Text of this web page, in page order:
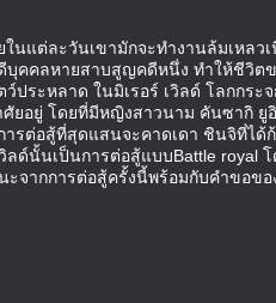
นแต่ละวันเขามักจะทำงานล้มเหลวเ
บุคคลหายสาบสูญคดีหนึ่ง ทำให้ชีวิต
ประหลาด ในมิเรอร์ เวิลด์ โลกกระ
ยอยู่ โดยที่มีหญิงสาวนาม คันซากิ ยู
ารต่อสู้ที่สุดแสนจะคาดเดา ชินจิที่ได้
ลด์นั้นเป็นการต่อสู้แบบBattle royal
ะจากการต่อสู้ครั้งนี้พร้อมกับคำขอขอ